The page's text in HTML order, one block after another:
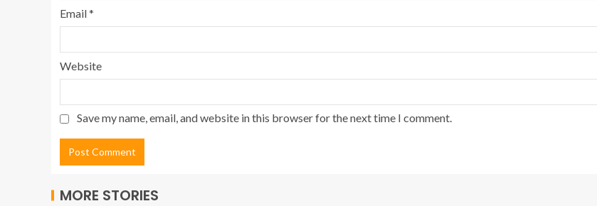
Email*
Website
Save my name, email, and website in this browser for the next time I comment.
MORE STORIES